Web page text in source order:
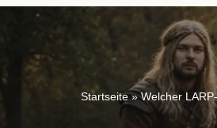
Startseite»Welcher